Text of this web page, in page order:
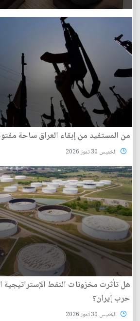
من المستفيد من إبقاء العراق ساحة
الخميس 30 تموز 2026
هل تأثرت مخزونات النفط الإستراتيجية
حرب إيران؟
الخميس 30 تموز 2026